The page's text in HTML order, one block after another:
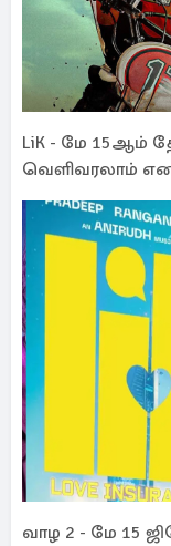
LiK - மே 15ஆம்
வெளிவரலாம் என
வாழ 2 - மே 15